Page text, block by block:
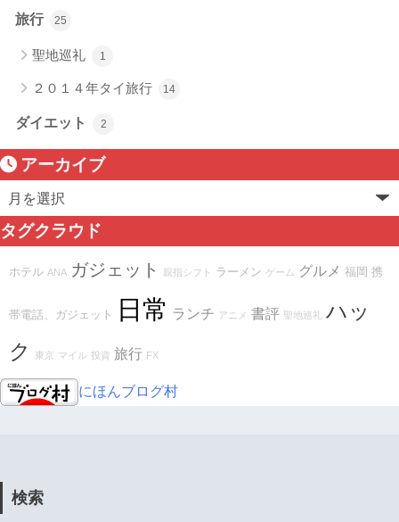
旅行 25
聖地巡礼 1
２０１４年タイ旅行 14
ダイエット 2
アーカイブ
タグクラウド
ホテル ANA ガジェット 親指シフト ラーメン ゲーム グルメ 福岡 携
帯電話、ガジェット 日常 ランチ アニメ 書評 聖地巡礼 ハッ
ク
東京 マイル 投資 旅行 FX
にほんブログ村
検索